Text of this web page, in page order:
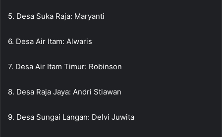
5. Desa Suka Raja: Maryanti
6. Desa Air Itam: Alwaris
7. Desa Air Itam Timur: Robinson
8. Desa Raja Jaya: Andri Stiawan
9. Desa Sungai Langan: Delvi Juwita